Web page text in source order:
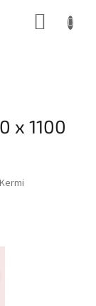
x 1100
Kermi